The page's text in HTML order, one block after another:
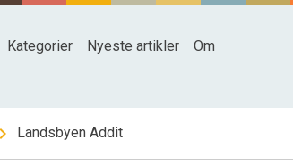
Kategorier Nyeste artikler Om
chevron_right Landsbyen Addit